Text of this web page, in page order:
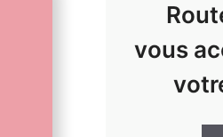
vous